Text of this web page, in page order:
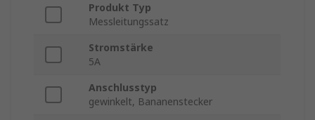
Produkt Typ
Messleitungssatz
Stromstärke
5A
Anschlusstyp
gewinkelt, Bananenstecker